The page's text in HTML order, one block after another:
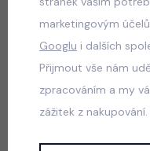
Squishy
skladem
529 Kč
Squishy
marketingovým
Googlu i dalších
Přijmout vše nám
zpracováním a my
zážitek z nakupování.